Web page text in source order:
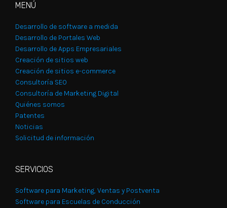
MENÚ
Desarrollo de software a medida
Desarrollo de Portales Web
Desarrollo de Apps Empresariales
Creación de sitios web
Creación de sitios e-commerce
Consultoría SEO
Consultoría de Marketing Digital
Quiénes somos
Patentes
Noticias
Solicitud de información
SERVICIOS
Software para Marketing, Ventas y Postventa
Software para Escuelas de Conducción